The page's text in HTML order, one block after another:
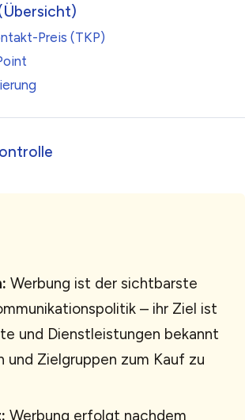
Preis (TKP)
Werbung ist der sichtbarste
– ihr Ziel ist
und Dienstleistungen bekannt
und Zielgruppen zum Kauf zu
Werbung erfolgt nachdem